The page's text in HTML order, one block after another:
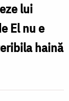
lui
El nu e
haină